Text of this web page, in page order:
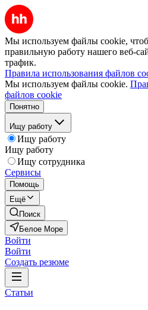
Мы используем файлы cookie,
правильную работу нашего веб-
трафик.
Правила использования файлов
Мы используем файлы cookie.
файлов cookie
Понятно
Ищу работу
Ищу работу
Ищу работу
Ищу сотрудника
Сервисы
Помощь
Ещё
Поиск
Белое Море
Войти
Войти
Создать резюме
Статьи